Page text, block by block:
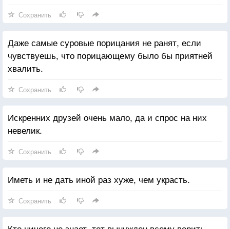
Сохранить
Даже самые суровые порицания не ранят, если
чувствуешь, что порицающему было бы приятней
хвалить.
Сохранить
Искренних друзей очень мало, да и спрос на них
невелик.
Сохранить
Иметь и не дать иной раз хуже, чем украсть.
Сохранить